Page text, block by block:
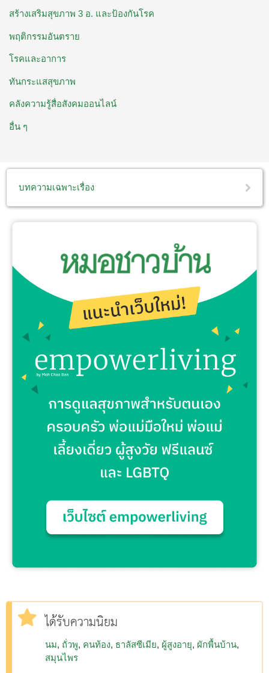
สร้างเสริมสุขภาพ 3 อ. ​และป้องกันโรค
พฤติกรรมอันตราย
โรคและอาการ
ทันกระแสสุขภาพ
คลังความรู้สื่อสังคมออนไลน์
อื่น ๆ
บทความเฉพาะเรื่อง
ได้รับความนิยม
นม ถั่วพู คนท้อง ธาลัสซีเมีย ผู้สูงอายุ ผักพื้นบ้าน
สมุนไพร